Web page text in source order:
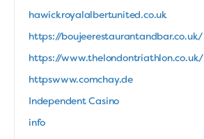
hawickroyalalbertunited.co.uk
https://boujeerestaurantandbar.co.uk/
https://www.thelondontriathlon.co.uk/
httpswww.comchay.de
Independent Casino
info